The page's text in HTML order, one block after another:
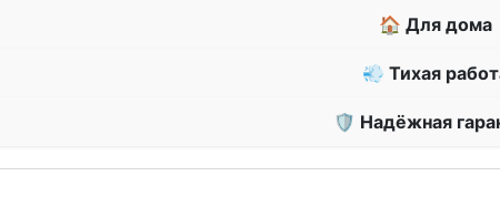
🏠 Для дома
💨 Тихая
🛡 Надёжная